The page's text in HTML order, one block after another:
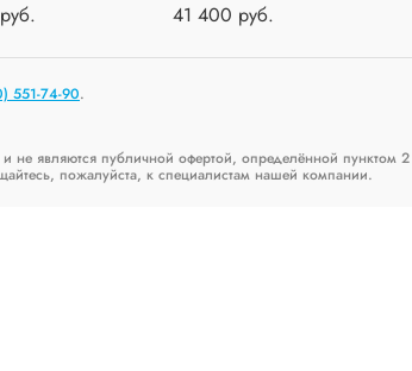
41 400 руб.
551-74-90.
являются публичной офертой, определённой пунктом
пожалуйста, к специалистам нашей компании.